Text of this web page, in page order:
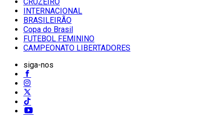
INTERNACIONAL
BRASILEIRÃO
Copa do Brasil
FUTEBOL FEMININO
CAMPEONATO LIBERTADORES
siga-nos